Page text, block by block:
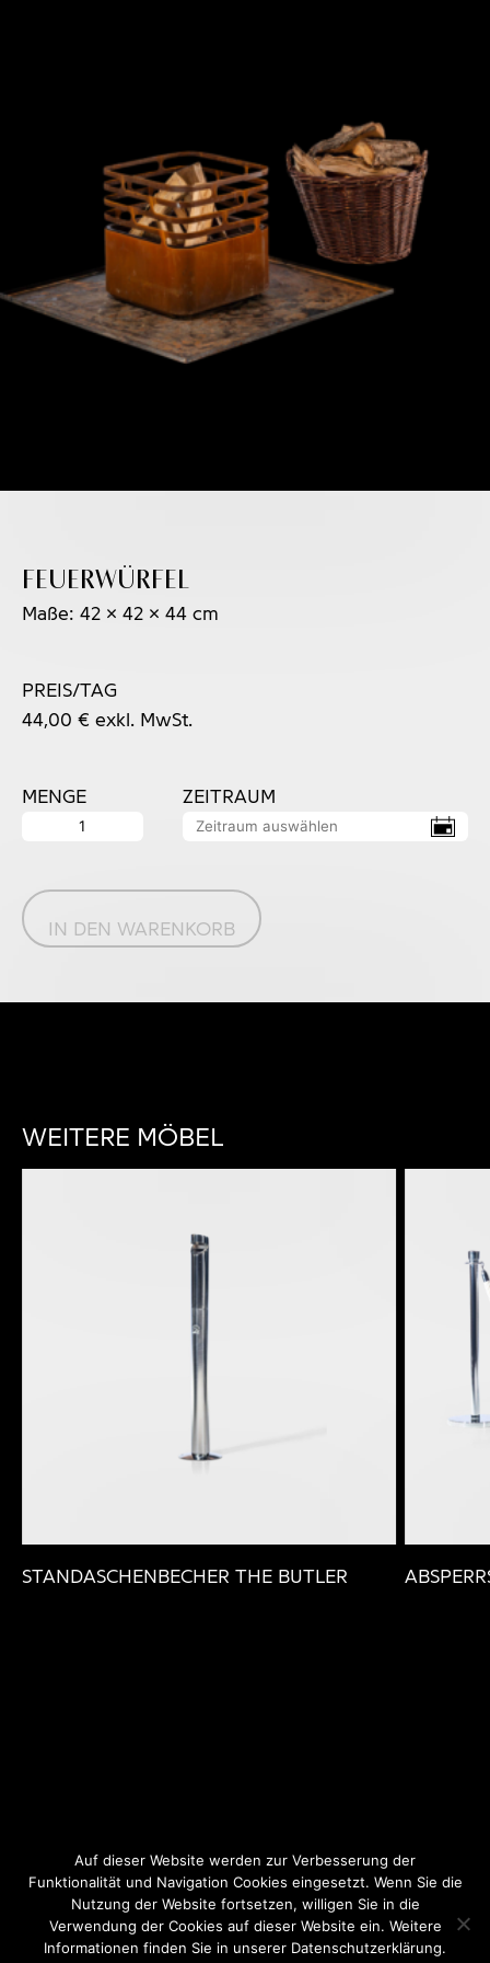
Feuerwürfel
Maße: 42 x 42 x 44 cm
PREIS/TAG
44,00 € exkl. MwSt.
MENGE
Feuerwürfel
ZEITRAUM
IN DEN WARENKORB
WEITERE MÖBEL
STANDASCHENBECHER THE BUTLER
Instagram Facebook
Datenschutz
Impressum
Auf dieser Website werden zur Verbesserung der
Funktionalität und Navigation Cookies eingesetzt. Wenn Sie die
Nutzung der Website fortsetzen, willigen Sie in die
Verwendung der Cookies auf dieser Website ein. Weitere
Informationen finden Sie in unserer Datenschutzerklärung.